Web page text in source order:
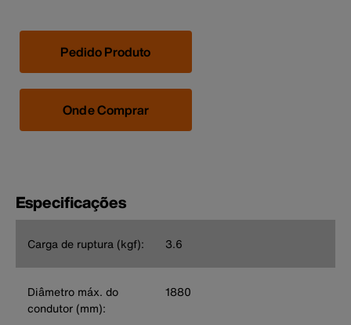
Pedido Produto
Onde Comprar
Especificações
Carga de ruptura (kgf): 3.6
Diâmetro máx. do
condutor (mm):
1880